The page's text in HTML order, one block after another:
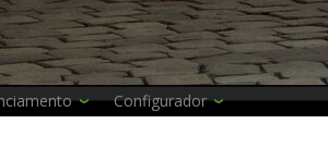
Configurador